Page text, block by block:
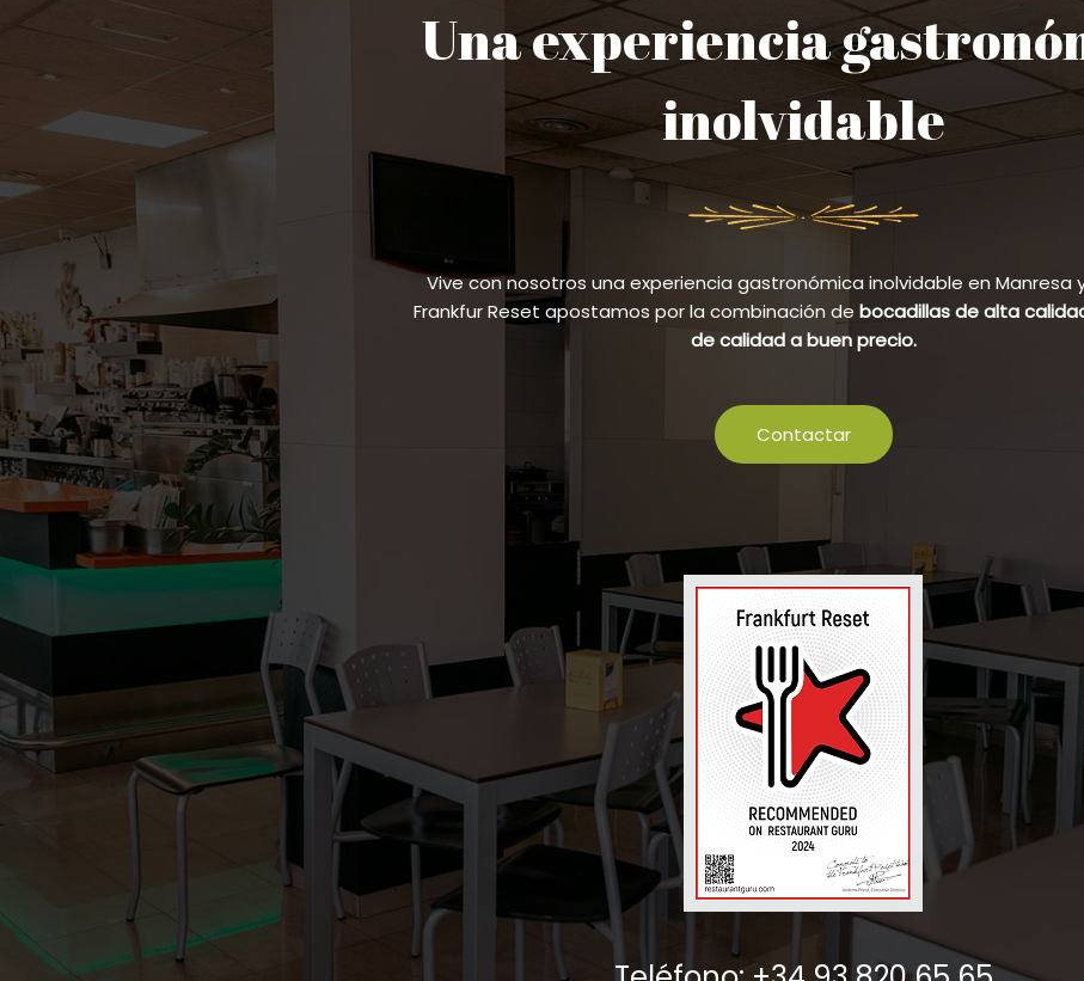
Una experiencia
inolvidable
Vive con nosotros una experiencia gastronómica inolvidable en Manresa
Frankfur Reset apostamos por la combinación de bocadillas de alta
de calidad a buen precio.
Contactar